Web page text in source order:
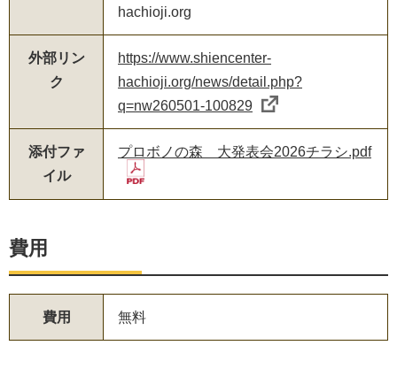
hachioji.org
外部リン
ク
https://www.shiencenter-
hachioji.org/news/detail.php?
q=nw260501-100829
添付ファ
イル
プロボノの森 大発表会2026チラシ.pdf
費用
費用 無料